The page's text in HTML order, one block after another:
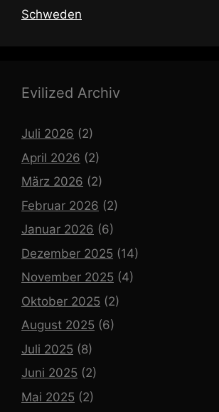
Schweden
Evilized Archiv
Juli 2026 (2)
April 2026 (2)
März 2026 (2)
Februar 2026 (2)
Januar 2026 (6)
Dezember 2025 (14)
November 2025 (4)
Oktober 2025 (2)
August 2025 (6)
Juli 2025 (8)
Juni 2025 (2)
Mai 2025 (2)